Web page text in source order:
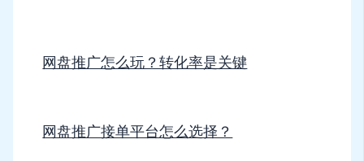
网盘推广怎么玩？转化率是关键
网盘推广接单平台怎么选择？